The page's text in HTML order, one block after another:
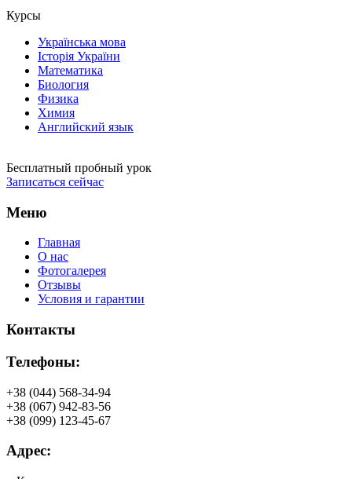
Курсы
Українська мова
Історія України
Математика
Биология
Физика
Химия
Английский язык
Бесплатный пробный урок
Записаться сейчас
Меню
Главная
О нас
Фотогалерея
Отзывы
Условия и гарантии
Контакты
Телефоны:
+38 (044) 568-34-94
+38 (067) 942-83-56
+38 (099) 123-45-67
Адрес: